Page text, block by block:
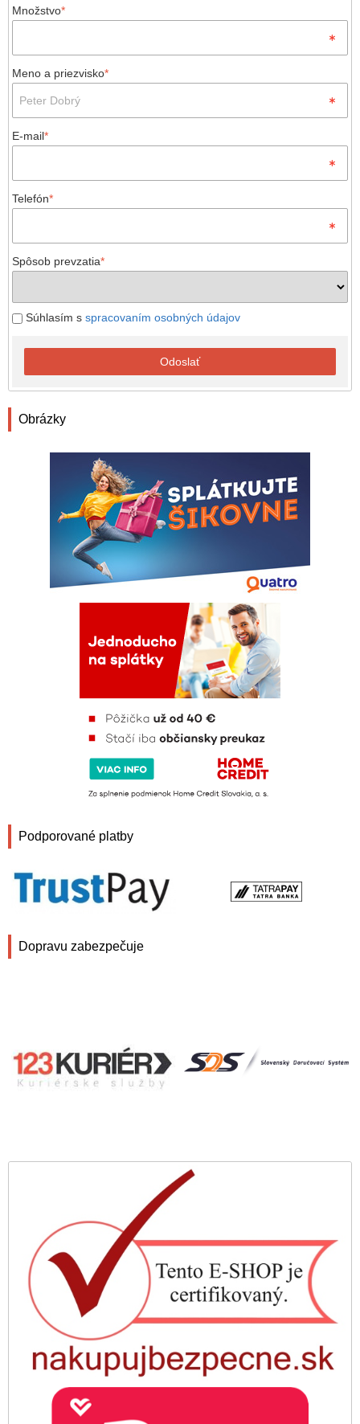
Množstvo*
Meno a priezvisko*
E-mail*
Telefón*
Spôsob prevzatia*
Súhlasím s spracovaním osobných údajov
Odoslať
Obrázky
Podporované platby
Dopravu zabezpečuje